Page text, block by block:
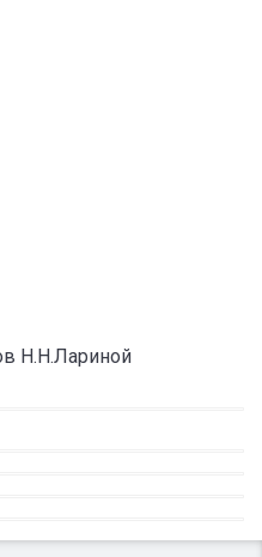
Н.Н.Лариной